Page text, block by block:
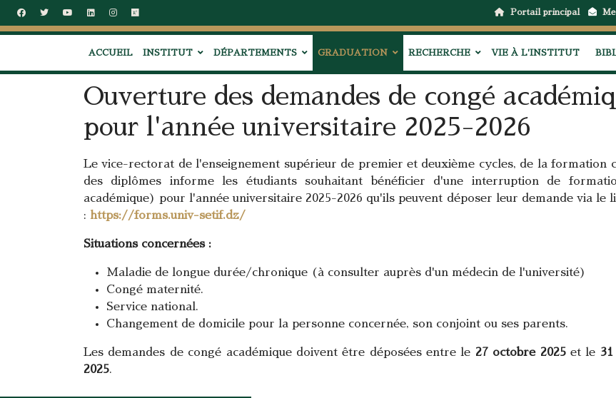
Portail principal
ACCUEIL INSTITUT DÉPARTEMENTS GRADUATION RECHERCHE VIE À L'INSTITUT
Ouverture des demandes de congé
pour l'année universitaire 2025-2026
Le vice-rectorat de l'enseignement supérieur de premier et deuxième cycles, de la formation
des diplômes informe les étudiants souhaitant bénéficier d'une interruption de
académique) pour l'année universitaire 2025-2026 qu'ils peuvent déposer leur demande via le
: https://forms.univ-setif.dz/
Situations concernées :
Maladie de longue durée/chronique (à consulter auprès d'un médecin de l'université)
Congé maternité.
Service national.
Changement de domicile pour la personne concernée, son conjoint ou ses parents.
Les demandes de congé académique doivent être déposées entre le 27 octobre 2025 et le
2025.